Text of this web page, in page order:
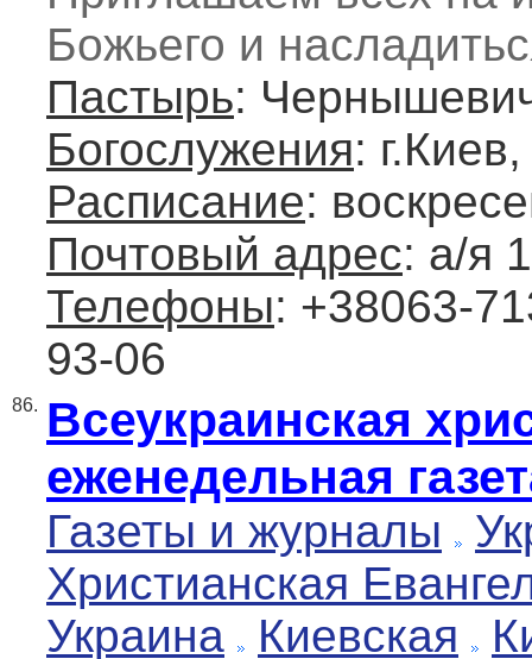
Божьего и
Пастырь:
Богослужения:
Расписание:
Почтовый адрес: а/я
Телефоны: +38063-
93-06
86. Всеукраинская
еженедельная
Газеты и журналы
Христианская
Украина
Киевская